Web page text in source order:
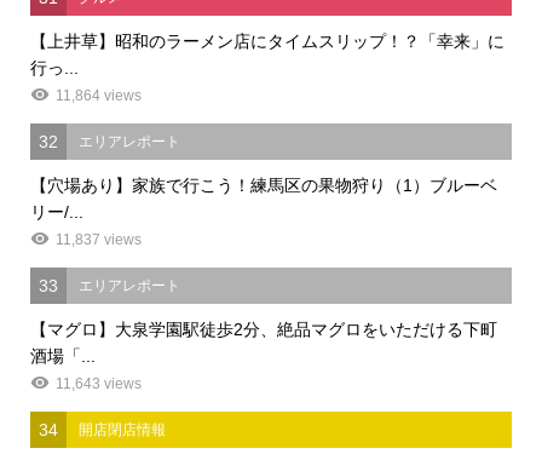
【上井草】昭和のラーメン店にタイムスリップ！？「幸来」に
行っ...
11,864 views
32 エリアレポート
【穴場あり】家族で行こう！練馬区の果物狩り（1）ブルーベ
リー/...
11,837 views
33 エリアレポート
【マグロ】大泉学園駅徒歩2分、絶品マグロをいただける下町
酒場「...
11,643 views
34 開店閉店情報